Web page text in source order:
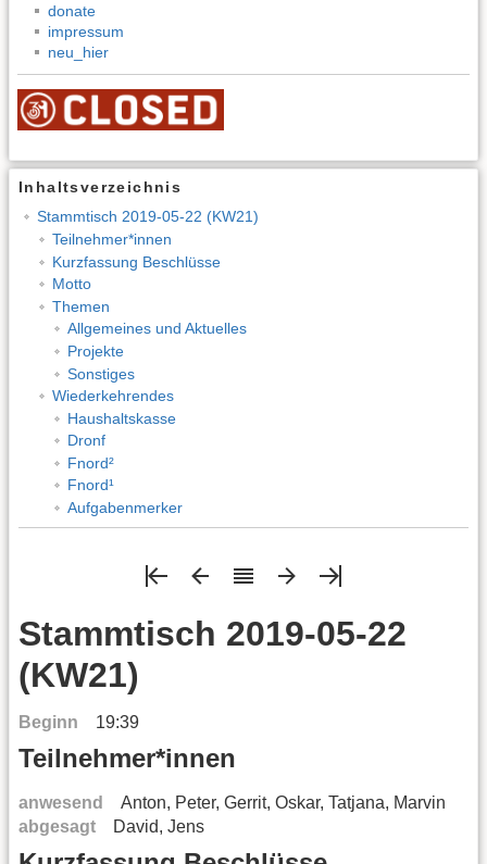
donate
impressum
neu_hier
Inhaltsverzeichnis
Stammtisch 2019-05-22 (KW21)
Teilnehmer*innen
Kurzfassung Beschlüsse
Motto
Themen
Allgemeines und Aktuelles
Projekte
Sonstiges
Wiederkehrendes
Haushaltskasse
Dronf
Fnord²
Fnord¹
Aufgabenmerker
Stammtisch 2019-05-22
(KW21)
Beginn 19:39
Teilnehmer*innen
anwesend
Anton, Peter, Gerrit, Oskar, Tatjana, Marvin
abgesagt
David, Jens